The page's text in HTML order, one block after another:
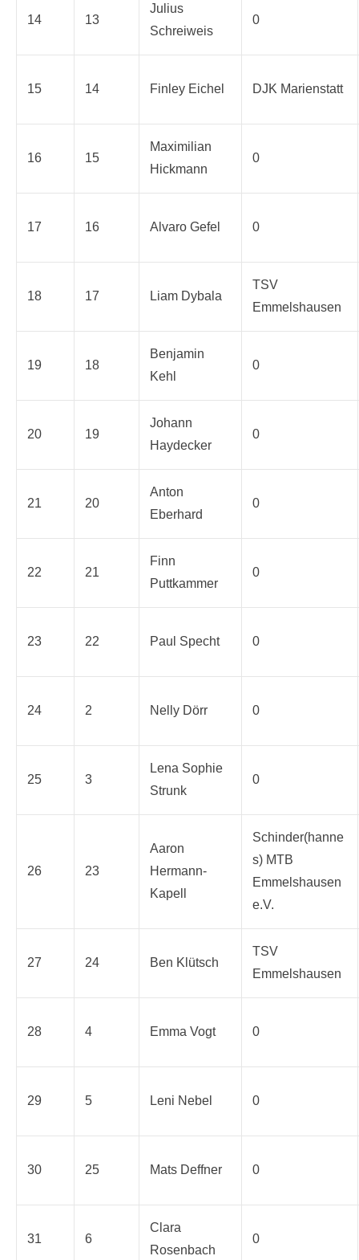
14 13
Julius
Schreiweis
0
15 14 Finley Eichel DJK Marienstatt
16 15
Maximilian
Hickmann
0
17 16 Alvaro Gefel 0
18 17 Liam Dybala
TSV
Emmelshausen
19 18
Benjamin
Kehl
0
20 19
Johann
Haydecker
0
21 20
Anton
Eberhard
0
22 21
Finn
Puttkammer
0
23 22 Paul Specht 0
24 2 Nelly Dörr 0
25 3
Lena Sophie
Strunk
0
26 23
Aaron
Hermann-
Kapell
Schinder(hanne
s) MTB
Emmelshausen
e.V.
27 24 Ben Klütsch
TSV
Emmelshausen
28 4 Emma Vogt 0
29 5 Leni Nebel 0
30 25 Mats Deffner 0
31 6
Clara
Rosenbach
0